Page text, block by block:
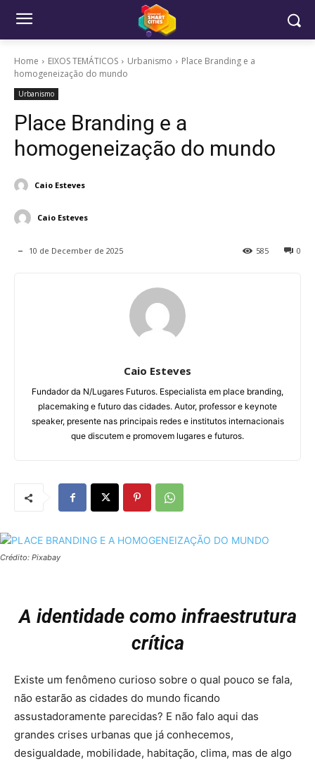
Home EIXOS TEMÁTICOS Urbanismo
Place Branding e a
homogeneização do mundo
Urbanismo
Place Branding e a
homogeneização do mundo
Caio Esteves
Caio Esteves
10 de December de 2025 0
585
Caio Esteves
Fundador da N/Lugares Futuros. Especialista em place branding,
placemaking e futuro das cidades. Autor, professor e keynote
speaker, presente nas principais redes e institutos internacionais
que discutem e promovem lugares e futuros.
Crédito: Pixabay
A identidade como infraestrutura
crítica
Existe um fenômeno curioso sobre o qual pouco se fala,
não estarão as cidades do mundo ficando
assustadoramente parecidas? E não falo aqui das
grandes crises urbanas que já conhecemos,
desigualdade, mobilidade, habitação, clima, mas de algo